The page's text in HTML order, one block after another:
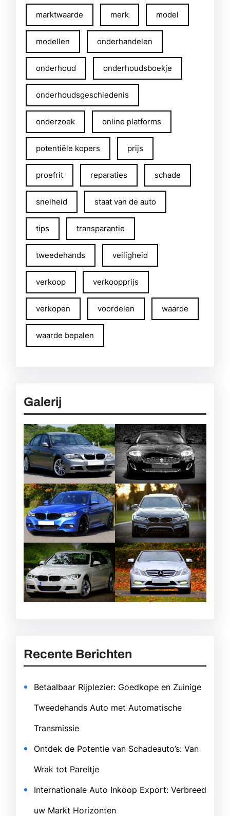
marktwaarde merk model
modellen onderhandelen
onderhoud onderhoudsboekje
onderhoudsgeschiedenis
onderzoek online platforms
potentiële kopers prijs
proefrit reparaties schade
snelheid staat van de auto
tips transparantie
tweedehands veiligheid
verkoop verkoopprijs
verkopen voordelen waarde
waarde bepalen
Galerij
Recente Berichten
Betaalbaar Rijplezier: Goedkope en Zuinige
Tweedehands Auto met Automatische
Transmissie
Ontdek de Potentie van Schadeauto’s: Van
Wrak tot Pareltje
Internationale Auto Inkoop Export: Verbreed
uw Markt Horizonten